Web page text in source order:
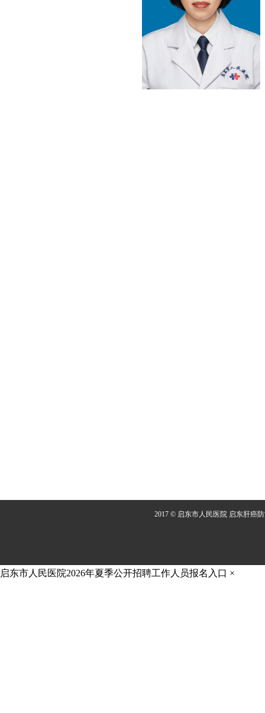
2017 © 启东市人民医院 启东肝癌
启东市人民医院2026年夏季公开招聘工作人员报名入口 ×